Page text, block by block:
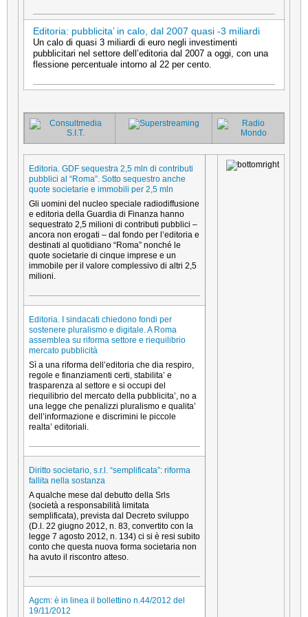
Editoria: pubblicita’ in calo, dal 2007 quasi -3 miliardi
Un calo di quasi 3 miliardi di euro negli investimenti
pubblicitari nel settore dell’editoria dal 2007 a oggi, con una
flessione percentuale intorno al 22 per cento.
Editoria. GDF sequestra 2,5 mln di contributi
pubblici al “Roma”. Sotto sequestro anche
quote societarie e immobili per 2,5 mln
Gli uomini del nucleo speciale radiodiffusione
e editoria della Guardia di Finanza hanno
sequestrato 2,5 milioni di contributi pubblici –
ancora non erogati – dal fondo per l’editoria e
destinati al quotidiano “Roma” nonché le
quote societarie di cinque imprese e un
immobile per il valore complessivo di altri 2,5
milioni.
Editoria. I sindacati chiedono fondi per
sostenere pluralismo e digitale. A Roma
assemblea su riforma settore e riequilibrio
mercato pubblicità
Sì a una riforma dell’editoria che dia respiro,
regole e finanziamenti certi, stabilita’ e
trasparenza al settore e si occupi del
riequilibrio del mercato della pubblicita’, no a
una legge che penalizzi pluralismo e qualita’
dell’informazione e discrimini le piccole
realta’ editoriali.
Diritto societario, s.r.l. “semplificata”: riforma
fallita nella sostanza
A qualche mese dal debutto della Srls
(società a responsabilità limitata
semplificata), prevista dal Decreto sviluppo
(D.l. 22 giugno 2012, n. 83, convertito con la
legge 7 agosto 2012, n. 134) ci si è resi subito
conto che questa nuova forma societaria non
ha avuto il riscontro atteso.
Agcm: è in linea il bollettino n.44/2012 del
19/11/2012